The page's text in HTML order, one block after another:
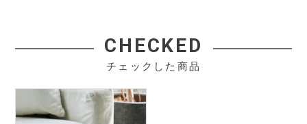
CHECKED
チェックした商品